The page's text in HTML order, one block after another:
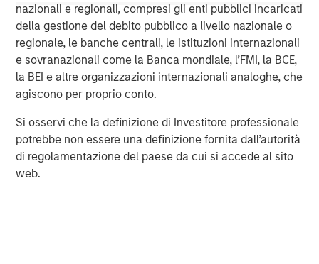
nazionali e regionali, compresi gli enti pubblici incaricati
della gestione del debito pubblico a livello nazionale o
regionale, le banche centrali, le istituzioni internazionali
e sovranazionali come la Banca mondiale, l’FMI, la BCE,
la BEI e altre organizzazioni internazionali analoghe, che
agiscono per proprio conto.
Si osservi che la definizione di Investitore professionale
potrebbe non essere una definizione fornita dall’autorità
di regolamentazione del paese da cui si accede al sito
web.
Morgan Stanley Infrastructure Partners
Morgan Stanley Infrastructure Partners invests in a
diverse range of infrastructure assets predominantly
located in OECD countries. The team seeks to create
value through active asset management and operational
improvements.
MSIM Spokesperson